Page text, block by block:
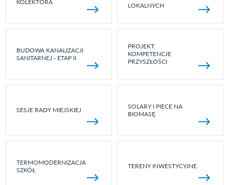
KOLEKTORA
LOKALNYCH
BUDOWA KANALIZACJI
SANITARNEJ - ETAP II
PROJEKT:
KOMPETENCJE
PRZYSZŁOŚCI
SESJE RADY MIEJSKIEJ
SOLARY I PIECE NA
BIOMASĘ
TERMOMODERNIZACJA
SZKÓŁ
TERENY INWESTYCYJNE